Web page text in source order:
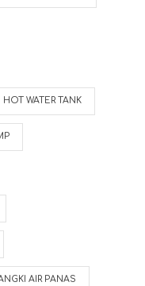
HOT WATER TANK
AIR PANAS